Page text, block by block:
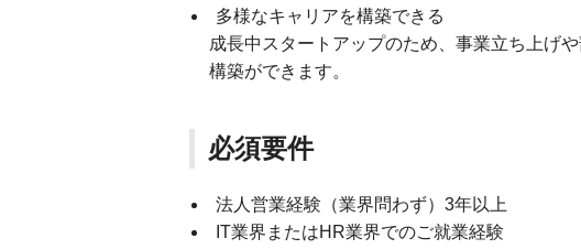
多様なキャリアを構築できる
成長中スタートアップのため、事業立ち上げ
構築ができます。
必須要件
法人営業経験（業界問わず）3年以上
IT業界またはHR業界でのご就業経験